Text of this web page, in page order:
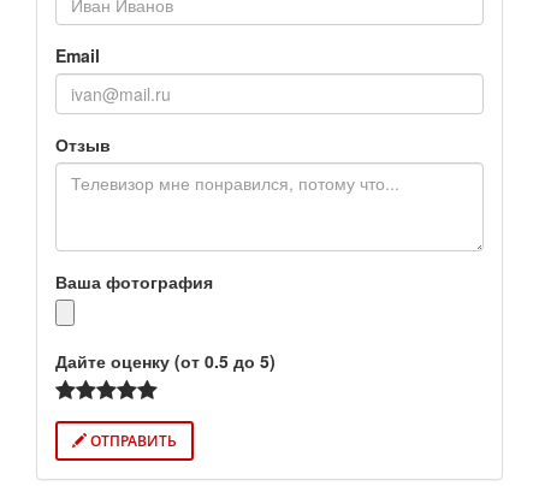
Email
Отзыв
Ваша фотография
Дайте оценку (от 0.5 до 5)
ОТПРАВИТЬ